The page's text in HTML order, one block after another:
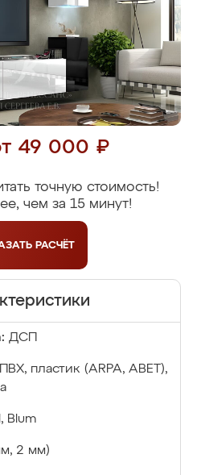
49 000 ₽
точную стоимость!
чем за 15 минут!
РАСЧЁТ
ДСП
пластик (ARPA, ABET),
Blum
2 мм)